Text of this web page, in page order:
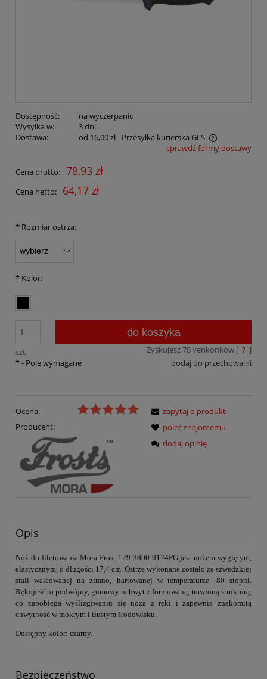
Dostępność:
na wyczerpaniu
Wysyłka w:
3 dni
Dostawa:
od 16,00 zł- Przesyłka kurierska GLS
Cena nie zawiera ewentualnych kosztów płatnościsprawdź formy dostawy
Cena brutto: 78,93 zł
Cena netto: 64,17 zł
* Rozmiar ostrza:
* Kolor:
szt.
do koszyka
Zyskujesz78venkonków [ ? ]
dodaj do przechowalni
*- Pole wymagane
Ocena:
Producent:
zapytaj o produkt
poleć znajomemu
dodaj opinię
Opis
Nóż do filetowaniaMora Frost 129-3800 9174PGjest nożem wygiętym,
elastycznym, o długości 17,4 cm. Ostrze wykonane zostało ze szwedzkiej
stali walcowanej na zimno, hartowanej w temperaturze -80 stopni.
Rękojeść to podwójny, gumowy uchwyt z formowaną, trawioną strukturą,
co zapobiega wyślizgiwaniu się noża z ręki i zapewnia znakomitą
chwytność w mokrym i tłustym środowisku.
Dostępny kolor: czarny.
Bezpieczeństwo